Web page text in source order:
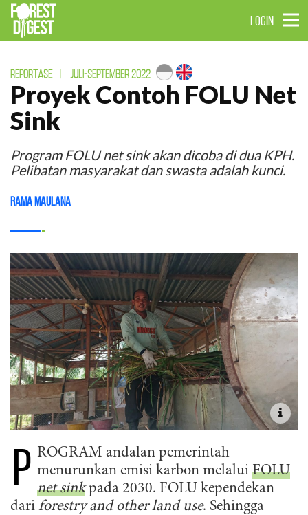
LOGIN
REPORTASE JULI-SEPTEMBER 2022
Proyek Contoh FOLU Net
Sink
Program FOLU net sink akan dicoba di dua KPH.
Pelibatan masyarakat dan swasta adalah kunci.
Rama Maulana
P ROGRAM andalan pemerintah
menurunkan emisi karbon melalui FOLU
net sinkpada 2030. FOLU kependekan
dari forestry and other land use. Sehingga